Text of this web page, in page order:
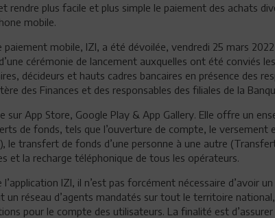
rendre plus facile et plus simple le paiement des achats
mobile.
mobile, IZI, a été dévoilée, vendredi 25 mars 2022
cérémonie de lancement auxquelles ont été conviés
décideurs et hauts cadres bancaires en présence des
des Finances et des responsables des filiales de la
sur App Store, Google Play & App Gallery. Elle offre un
de fonds, tels que l’ouverture de compte, le versement
le transfert de fonds d’une personne à une autre
et la recharge téléphonique de tous les opérateurs.
l’application IZI, il n’est pas forcément nécessaire d’avoir
un réseau d’agents mandatés sur tout le territoire
pour le compte des utilisateurs. La finalité est